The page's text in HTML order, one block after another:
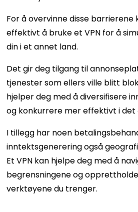
For å overvinne disse
effektivt å bruke et VPN for å
din i et annet land.
Det gir deg tilgang til
tjenester som ellers ville blitt
hjelper deg med å diversifisere
og konkurrere mer effektivt i
I tillegg har noen
inntektsgenerering også
Et VPN kan hjelpe deg med å
begrensningene og
verktøyene du trenger.